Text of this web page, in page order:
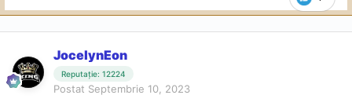
JocelynEon
Reputație: 12224
Postat Septembrie 10, 2023